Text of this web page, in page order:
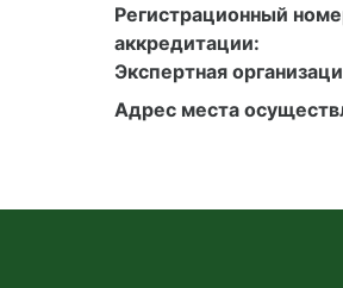
Регистрационный
аккредитации:
Экспертная
Адрес места